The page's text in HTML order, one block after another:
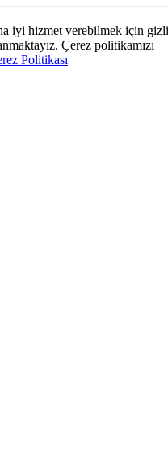
iyi hizmet verebilmek için
Çerez politikamızı
Politikası